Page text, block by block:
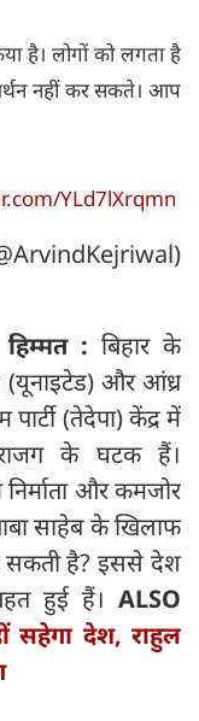
है। लोगों को लगता है
नहीं कर सकते। आप
YLd7lXrqmn
: बिहार के
(यूनाइटेड) और आंध्र
(तेदेपा) केंद्र में
के घटक हैं।
और कमजोर
साहेब के खिलाफ
सकती है? इससे देश
हुई हैं। ALSO
सहेगा देश, राहुल